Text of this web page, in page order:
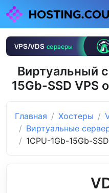
Виртуальный
15Gb-SSD VPS
Главная Хостеры
Виртуальные
1CPU-1Gb-15Gb-